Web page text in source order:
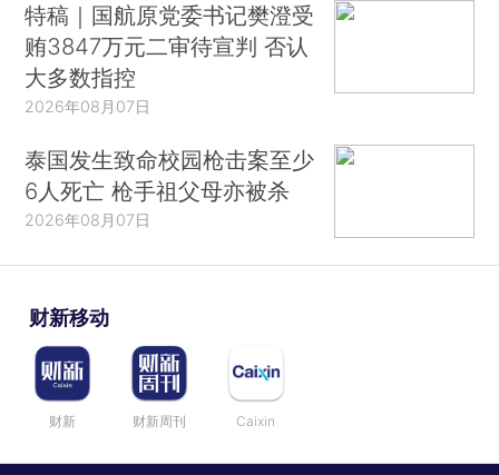
特稿｜国航原党委书记樊澄受
贿3847万元二审待宣判 否认
大多数指控
2026年08月07日
泰国发生致命校园枪击案至少
6人死亡 枪手祖父母亦被杀
2026年08月07日
财新移动
财新 财新周刊 Caixin